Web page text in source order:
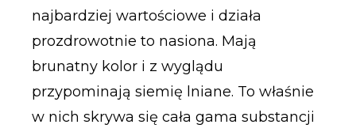
najbardziej wartościowe i działa
prozdrowotnie to nasiona. Mają
brunatny kolor i z wyglądu
przypominają siemię lniane. To właśnie
w nich skrywa się cała gama substancji